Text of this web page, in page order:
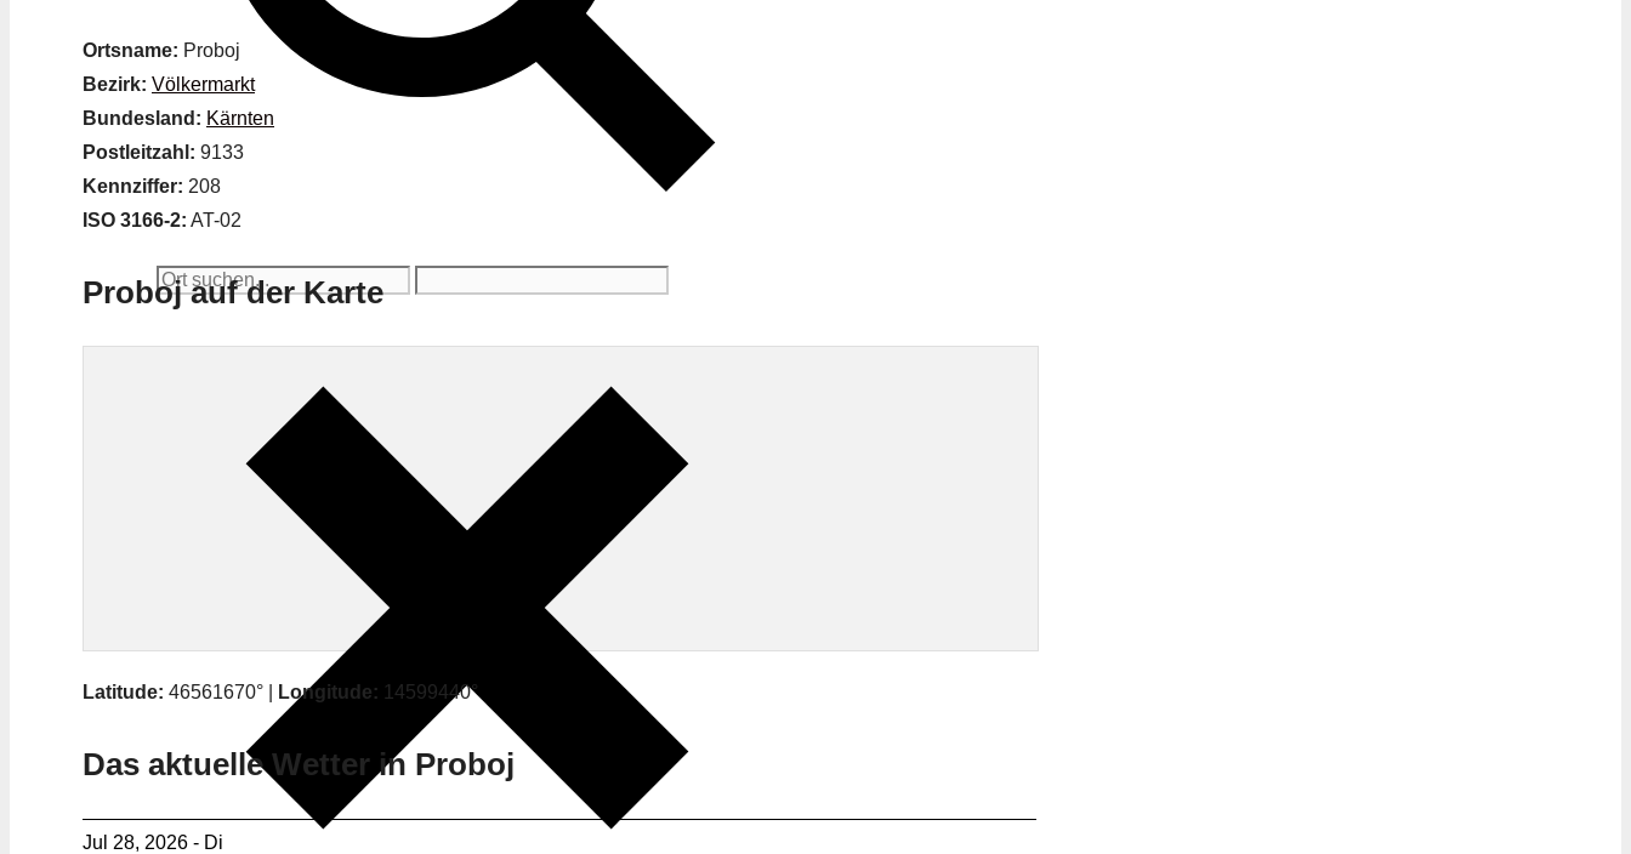
Ortsname: Proboj
Bezirk: Völkermarkt
Bundesland: Kärnten
Postleitzahl: 9133
Kennziffer: 208
ISO 3166-2: AT-02
Proboj auf der Karte
Latitude: 46561670° | Longitude: 14599440°
Das aktuelle Wetter in Proboj
Jul 28, 2026 - Di